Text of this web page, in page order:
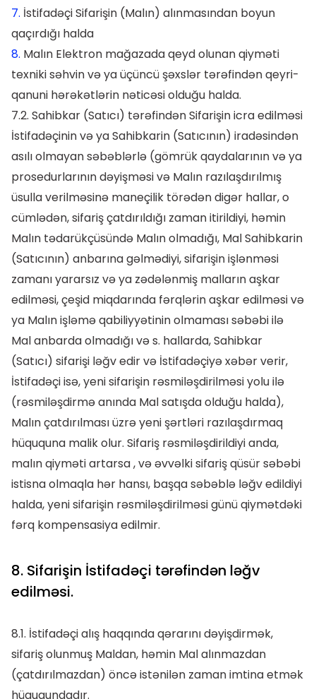
7. İstifadəçi Sifarişin (Malın) alınmasından boyun
qaçırdığı halda
8. Malın Elektron mağazada qeyd olunan qiyməti
texniki səhvin və ya üçüncü şəxslər tərəfindən qeyri-
qanuni hərəkətlərin nəticəsi olduğu halda.
7.2. Sahibkar (Satıcı) tərəfindən Sifarişin icra edilməsi
İstifadəçinin və ya Sahibkarin (Satıcının) iradəsindən
asılı olmayan səbəblərlə (gömrük qaydalarının və ya
prosedurlarının dəyişməsi və Malın razılaşdırılmış
üsulla verilməsinə maneçilik törədən digər hallar, o
cümlədən, sifariş çatdırıldığı zaman itirildiyi, həmin
Malın tədarükçüsündə Malın olmadığı, Mal Sahibkarin
(Satıcının) anbarına gəlmədiyi, sifarişin işlənməsi
zamanı yararsız və ya zədələnmiş malların aşkar
edilməsi, çeşid miqdarında fərqlərin aşkar edilməsi və
ya Malın işləmə qabiliyyətinin olmaması səbəbi ilə
Mal anbarda olmadığı və s. hallarda, Sahibkar
(Satıcı) sifarişi ləğv edir və İstifadəçiyə xəbər verir,
İstifadəçi isə, yeni sifarişin rəsmiləşdirilməsi yolu ilə
(rəsmiləşdirmə anında Mal satışda olduğu halda),
Malın çatdırılması üzrə yeni şərtləri razılaşdırmaq
hüququna malik olur. Sifariş rəsmiləşdirildiyi anda,
malın qiyməti artarsa , və əvvəlki sifariş qüsür səbəbi
istisna olmaqla hər hansı, başqa səbəblə ləğv edildiyi
halda, yeni sifarişin rəsmiləşdirilməsi günü qiymətdəki
fərq kompensasiya edilmir.
8. Sifarişin İstifadəçi tərəfindən ləğv
edilməsi.
8.1. İstifadəçi alış haqqında qərarını dəyişdirmək,
sifariş olunmuş Maldan, həmin Mal alınmazdan
(çatdırılmazdan) öncə istənilən zaman imtina etmək
hüququndadır.